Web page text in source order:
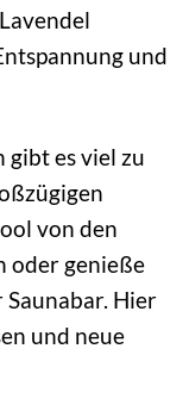
und
gibt es viel zu
von den
oder genieße
Hier
und neue